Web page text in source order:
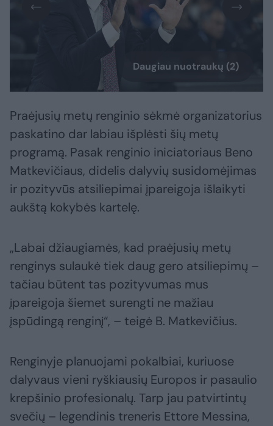
Daugiau nuotraukų (2)
Praėjusių metų renginio sėkmė organizatorius
paskatino dar labiau išplėsti šių metų
programą. Pasak renginio iniciatoriaus Beno
Matkevičiaus, didelis dalyvių susidomėjimas
ir pozityvūs atsiliepimai įpareigoja išlaikyti
aukštą kokybės kartelę.
„Labai džiaugiamės, kad praėjusių metų
renginys sulaukė tiek daug gero atsiliepimų –
tačiau būtent tas pozityvumas mus
įpareigoja šiemet surengti ne mažiau
įspūdingą renginį“, – teigė B. Matkevičius.
Renginyje planuojami pokalbiai, kuriuose
dalyvaus vieni ryškiausių Europos ir pasaulio
krepšinio profesionalų. Tarp jau patvirtintų
svečių – legendinis treneris Ettore Messina,